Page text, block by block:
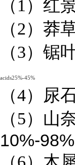
（1）红
（2）莽
（3）锯
acids25%-45%
（4） 尿
（5）山
10%-98%